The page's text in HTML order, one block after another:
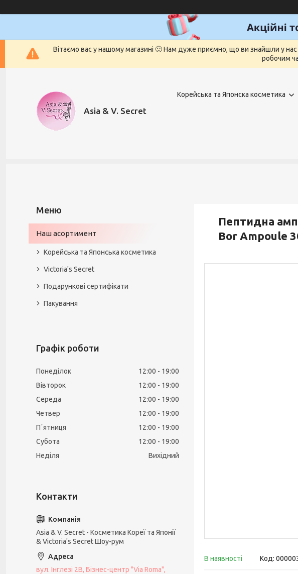
Вітаємо вас у нашому магазині 🙂 Нам дуже приємно, що ви знайшли у
робочим
Asia & V. Secret
Корейська та Японска косметика
Пептидна
Bor Ampoule
В наявності Код:
Наш асортимент
Корейська та Японська косметика
Victoria's Secret
Подарункові сертифікати
Пакування
Графік роботи
Понеділок 12:00
19:00
Вівторок
12:00
19:00
Середа
12:00
19:00
Четвер
12:00
19:00
Пʼятниця
12:00
19:00
Субота
12:00
19:00
Неділя
Вихідний
Asia & V. Secret - Косметика Кореї та Японії
& Victoria's Secret Шоу-рум
вул. Інглезі 2В, Бізнес-центр "Via Roma",